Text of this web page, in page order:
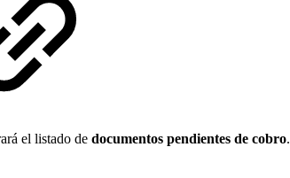
el listado de documentos pendientes de cobro.